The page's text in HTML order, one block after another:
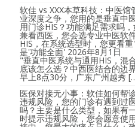
软佳 vs XXX本草科技：中医馆
业深度之争，您用的是垂直中
用门诊HIS？功能满足需求吗
兼看西医，您会选专业中医软
HIS，在系统选型时，您更看
是'功能全面' 2026年8月1日
"垂直中医系统与通用HIS，混
底该怎么选？中西医结合的边
早上8点30分，广东广州越秀
医保对接无小事：软佳如何帮
违规风险，您的门诊有遇到过
吗？主要是什么类型，如果有
时提示违规风险，您会愿意使